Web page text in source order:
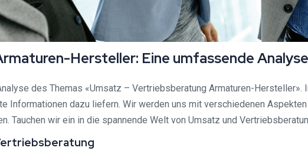
Hersteller: Eine umfassende Analyse
des Themas «Umsatz – Vertriebsberatung Armaturen-
Informationen dazu liefern. Wir werden uns mit verschiedenen
Tauchen wir ein in die spannende Welt von Umsatz und